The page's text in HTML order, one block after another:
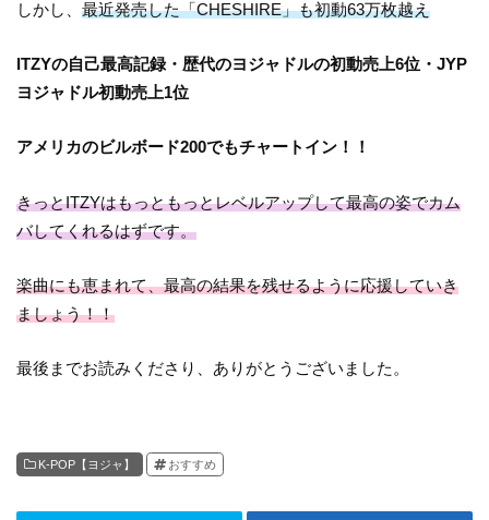
しかし、最近発売した「CHESHIRE」も初動63万枚越え
ITZYの自己最高記録・歴代のヨジャドルの初動売上6位・JYP
ヨジャドル初動売上1位
アメリカのビルボード200でもチャートイン！！
きっとITZYはもっともっとレベルアップして最高の姿でカム
バしてくれるはずです。
楽曲にも恵まれて、最高の結果を残せるように応援していき
ましょう！！
最後までお読みくださり、ありがとうございました。
K-POP【ヨジャ】 おすすめ